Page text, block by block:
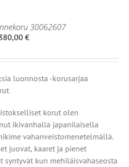
30062607
€Nykyinen
on:
luonnosta -korusarjaa
korut olen
ikivanhalla japanilaisella
vahanveistomenetelmällä.
juovat, kaaret ja pienet
syntyvät kun mehiläisvahaseosta